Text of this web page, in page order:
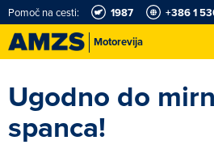
Motorevija
Pomoč na cesti: 1987 +386 1
Ugodno do
spanca!